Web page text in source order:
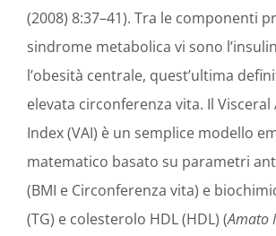
(2008) 8:37–41). Tra le componenti
sindrome metabolica vi sono
l’obesità centrale, quest’ultima
elevata circonferenza vita. Il
Index (VAI) è un semplice modello
matematico basato su parametri
(BMI e Circonferenza vita) e
(TG) e colesterolo HDL (HDL) (Amato